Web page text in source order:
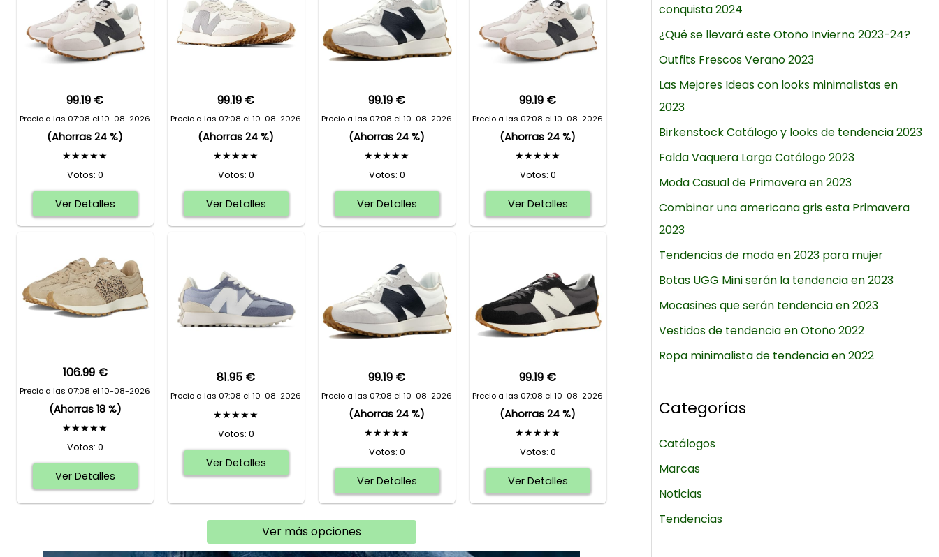
99.19 €
Precio a las 07:08 el 10-08-2026
(Ahorras 24 %)
★★★★★
Votos: 0
Ver Detalles
99.19 €
Precio a las 07:08 el 10-08-2026
(Ahorras 24 %)
★★★★★
Votos: 0
Ver Detalles
99.19 €
Precio a las 07:08 el 10-08-2026
(Ahorras 24 %)
★★★★★
Votos: 0
Ver Detalles
99.19 €
Precio a las 07:08 el 10-08-2026
(Ahorras 24 %)
★★★★★
Votos: 0
Ver Detalles
106.99 €
Precio a las 07:08 el 10-08-2026
(Ahorras 18 %)
★★★★★
Votos: 0
Ver Detalles
81.95 €
Precio a las 07:08 el 10-08-2026
★★★★★
Votos: 0
Ver Detalles
99.19 €
Precio a las 07:08 el 10-08-2026
(Ahorras 24 %)
★★★★★
Votos: 0
Ver Detalles
99.19 €
Precio a las 07:08 el 10-08-2026
(Ahorras 24 %)
★★★★★
Votos: 0
Ver Detalles
Ver más opciones
conquista 2024
¿Qué se llevará este Otoño Invierno 2023-24?
Outfits Frescos Verano 2023
Las Mejores Ideas con looks minimalistas en
2023
Birkenstock Catálogo y looks de tendencia 2023
Falda Vaquera Larga Catálogo 2023
Moda Casual de Primavera en 2023
Combinar una americana gris esta Primavera
2023
Tendencias de moda en 2023 para mujer
Botas UGG Mini serán la tendencia en 2023
Mocasines que serán tendencia en 2023
Vestidos de tendencia en Otoño 2022
Ropa minimalista de tendencia en 2022
Categorías
Catálogos
Marcas
Noticias
Tendencias